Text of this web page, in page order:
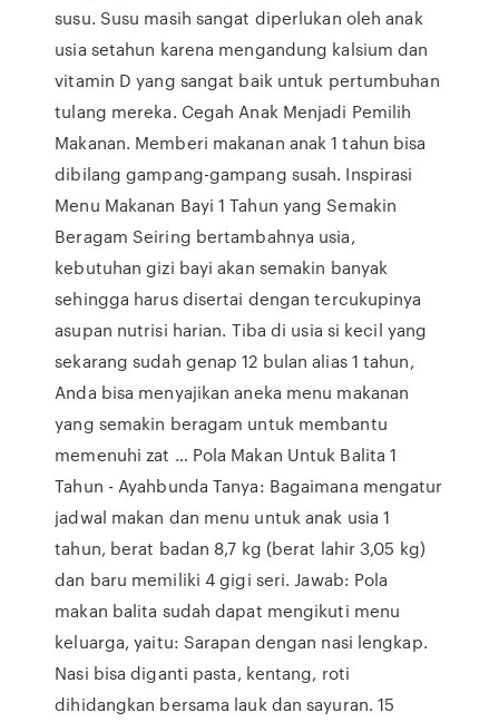
susu. Susu masih sangat diperlukan oleh anak
usia setahun karena mengandung kalsium dan
vitamin D yang sangat baik untuk pertumbuhan
tulang mereka. Cegah Anak Menjadi Pemilih
Makanan. Memberi makanan anak 1 tahun bisa
dibilang gampang-gampang susah. Inspirasi
Menu Makanan Bayi 1 Tahun yang Semakin
Beragam Seiring bertambahnya usia,
kebutuhan gizi bayi akan semakin banyak
sehingga harus disertai dengan tercukupinya
asupan nutrisi harian. Tiba di usia si kecil yang
sekarang sudah genap 12 bulan alias 1 tahun,
Anda bisa menyajikan aneka menu makanan
yang semakin beragam untuk membantu
memenuhi zat … Pola Makan Untuk Balita 1
Tahun - Ayahbunda Tanya: Bagaimana mengatur
jadwal makan dan menu untuk anak usia 1
tahun, berat badan 8,7 kg (berat lahir 3,05 kg)
dan baru memiliki 4 gigi seri. Jawab: Pola
makan balita sudah dapat mengikuti menu
keluarga, yaitu: Sarapan dengan nasi lengkap.
Nasi bisa diganti pasta, kentang, roti
dihidangkan bersama lauk dan sayuran. 15